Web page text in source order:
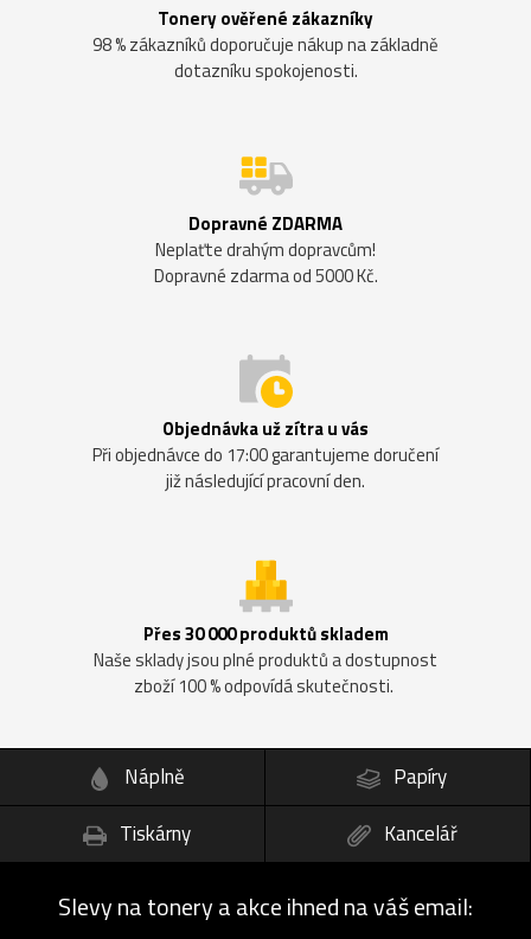
Tonery ověřené zákazníky
98 % zákazníků doporučuje nákup na základně
dotazníku spokojenosti.
Dopravné ZDARMA
Neplaťte drahým dopravcům!
Dopravné zdarma od 5000 Kč.
Objednávka už zítra u vás
Při objednávce do 17:00 garantujeme doručení
již následující pracovní den.
Přes 30 000 produktů skladem
Naše sklady jsou plné produktů a dostupnost
zboží 100 % odpovídá skutečnosti.
Náplně
Papíry
Tiskárny
Kancelář
Slevy na tonery a akce ihned na váš email: